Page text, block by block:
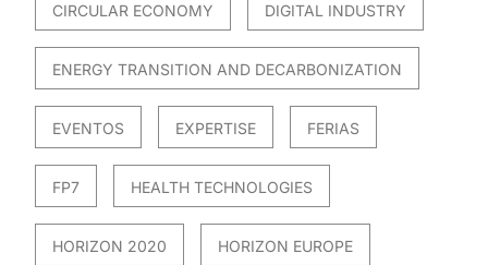
CIRCULAR ECONOMY DIGITAL INDUSTRY
ENERGY TRANSITION AND DECARBONIZATION
EVENTOS EXPERTISE FERIAS
FP7 HEALTH TECHNOLOGIES
HORIZON 2020 HORIZON EUROPE